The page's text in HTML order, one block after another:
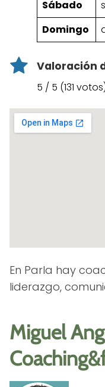
Sábado
Domingo
Valoración
5 / 5 (131
En Parla hay
liderazgo,
Miguel